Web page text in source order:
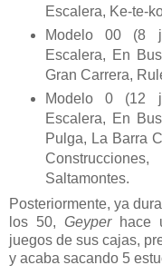
Escalera, Ke-te-
Modelo 00 (8
Escalera, En
Gran Carrera,
Modelo 0 (12
Escalera, En
Pulga, La Barra
Saltamontes.
Posteriormente, ya
los 50,Geyper hace
juegos de sus cajas,
y acaba sacando 5